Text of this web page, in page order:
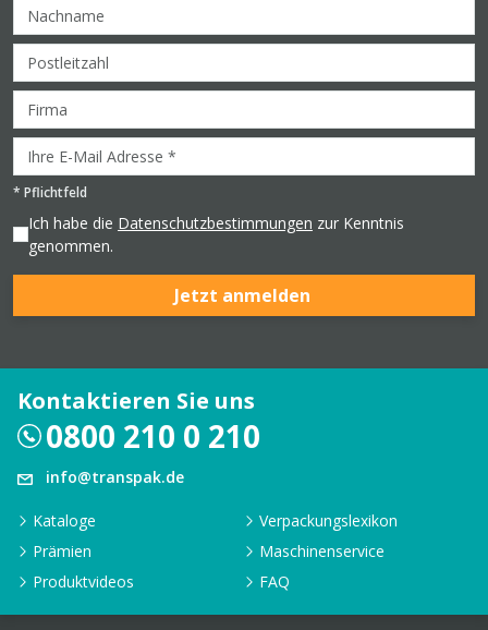
* Pflichtfeld
Ich habe die Datenschutzbestimmungen zur Kenntnis
genommen.
Jetzt anmelden
Kontaktieren Sie uns
0800 210 0 210
info@transpak.de
Kataloge
Verpackungslexikon
Prämien
Maschinenservice
Produktvideos
FAQ